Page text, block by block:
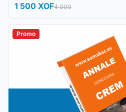
1 500 XOF4 000
Promo